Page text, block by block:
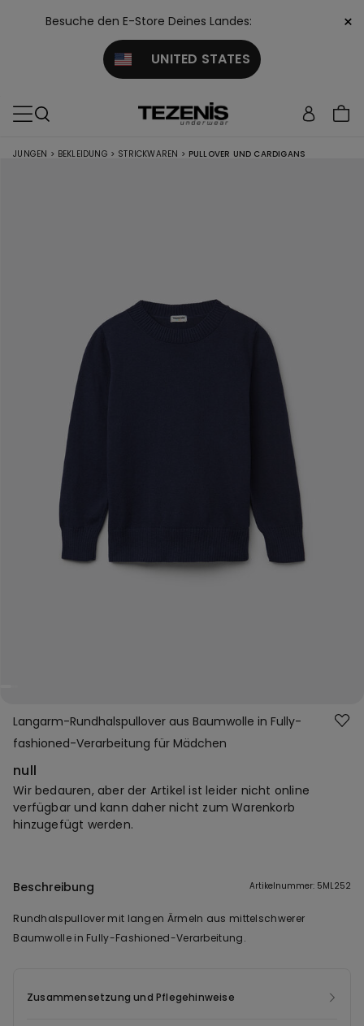
Besuche den E-Store Deines Landes:
UNITED STATES
×
JUNGEN > BEKLEIDUNG > STRICKWAREN > PULLOVER UND CARDIGANS
Langarm-Rundhalspullover aus Baumwolle in Fully-
fashioned-Verarbeitung für Mädchen
null
Wir bedauren, aber der Artikel ist leider nicht online
verfügbar und kann daher nicht zum Warenkorb
hinzugefügt werden.
Beschreibung Artikelnummer: 5ML252
Rundhalspullover mit langen Ärmeln aus mittelschwerer
Baumwolle in Fully-Fashioned-Verarbeitung.
Zusammensetzung und Pflegehinweise